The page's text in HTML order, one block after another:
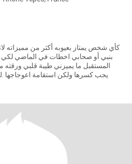
كأي شخص يمتاز بعيوبه أكثر من
بنبي أو صحابي اخطات في الماضي
المستقبل ما يميزني طيبة قلبي ورقته
يجب كسرها ولكن استقامة اعوجاجها